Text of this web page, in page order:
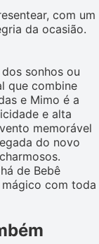
com um
da ocasião.
sonhos ou
que combine
e Mimo é a
e alta
memorável
do novo
de Bebê
com toda